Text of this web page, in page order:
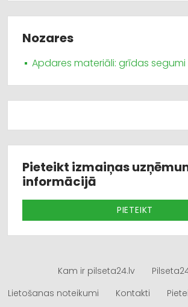
Nozares
Apdares materiāli: grīdas segumi
Pieteikt izmaiņas
informācijā
PIETEIKT
Kam ir pilseta24.lv
Lietošanas noteikumi
Kontakti